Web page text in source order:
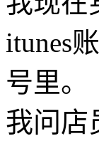
itunes
号里。
我问店